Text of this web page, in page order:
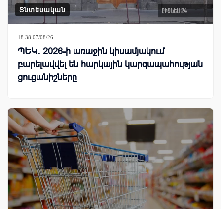
Տնտեսական
18:38 07/08/26
ՊԵԿ․ 2026-ի առաջին կիսամյակում
բարելավվել են հարկային կարգապահության
ցուցանիշները